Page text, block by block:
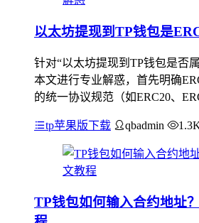
以太坊提现到TP钱包是
针对“以太坊提现到TP钱包是否
本文进行专业解惑，首先明确
的统一协议规范（如ERC20、
tp苹果版下载 qbadmin
TP钱包如何输入合约地址